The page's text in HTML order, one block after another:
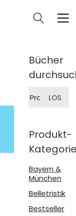
Bücher
nach:
LOS
Produkt-
Bayern &
München
Belletristik
Bestseller